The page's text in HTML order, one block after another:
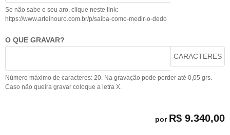
Se não sabe o seu aro, clique neste link:
https://www.arteinouro.com.br/p/saiba-como-medir-o-dedo
O QUE GRAVAR?
CARACTERES
Número máximo de caracteres: 20. Na gravação pode perder até 0,05 grs.
Caso não queira gravar coloque a letra X.
por R$ 9.340,00